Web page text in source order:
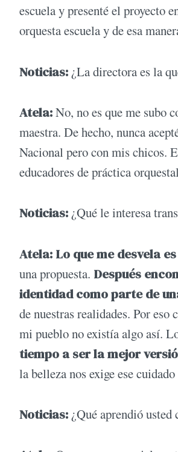
escuela y presenté el proyecto
orquesta escuela y de esa
Noticias: ¿La directora es la
Atela:No, no es que me subo
maestra. De hecho, nunca
Nacional pero con mis chicos.
educadores de práctica
Noticias: ¿Qué le interesa
Atela: Lo que me desvela
una propuesta. Después
identidad como parte de
de nuestras realidades. Por eso
mi pueblo no existía algo así.
tiempo a ser la mejor
la belleza nos exige ese
Noticias: ¿Qué aprendió usted